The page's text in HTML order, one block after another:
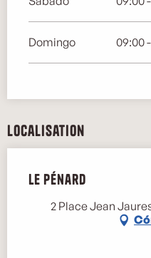
Domingo 09:00
Localisation
Le Pénard
2 Place Jean